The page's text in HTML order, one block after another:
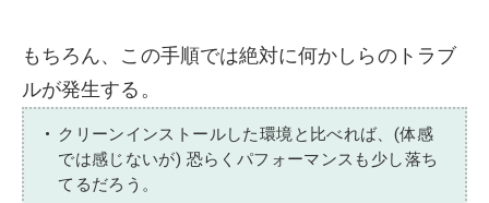
もちろん、この手順では絶対に何かしらのトラブ
ルが発生する。
クリーンインストールした環境と比べれば、(体感
では感じないが) 恐らくパフォーマンスも少し落ち
てるだろう。